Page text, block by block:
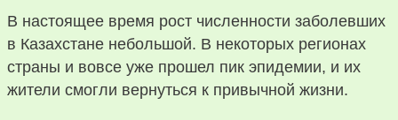
В настоящее время рост численности заболевших
в Казахстане небольшой. В некоторых регионах
страны и вовсе уже прошел пик эпидемии, и их
жители смогли вернуться к привычной жизни.